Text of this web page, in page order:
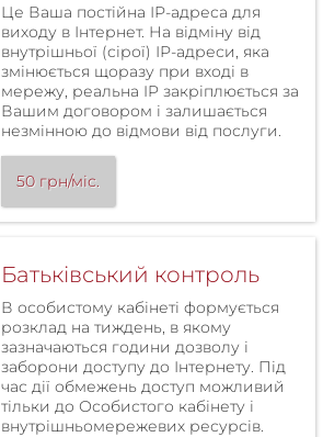
Це Ваша постійна ІР-адреса для
виходу в Інтернет. На відміну від
внутрішньої (сірої) ІР-адреси, яка
змінюється щоразу при вході в
мережу, реальна IP закріплюється за
Вашим договором і залишається
незмінною до відмови від послуги.
50 грн/міс.
Батьківський контроль
В особистому кабінеті формується
розклад на тиждень, в якому
зазначаються години дозволу і
заборони доступу до Інтернету. Під
час дії обмежень доступ можливий
тільки до Особистого кабінету і
внутрішньомережевих ресурсів.